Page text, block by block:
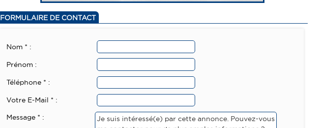
FORMULAIRE DE CONTACT
Nom * :
Prénom :
Téléphone * :
Votre E-Mail * :
Message * :